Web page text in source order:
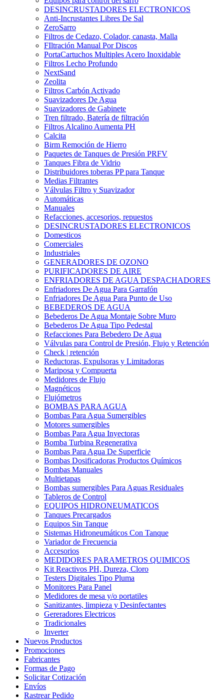
DESINCRUSTADORES ELECTRONICOS
Anti-Incrustantes Libres De Sal
ZeroSarro
Filtros de Cedazo, Colador, canasta, Malla
FIltración Manual Por Discos
PortaCartuchos Multiples Acero Inoxidable
Filtros Lecho Profundo
NextSand
Zeolita
Filtros Carbón Activado
Suavizadores De Agua
Suavizadores de Gabinete
Tren filtrado, Batería de filtración
Filtros Alcalino Aumenta PH
Calcita
Birm Remoción de Hierro
Paquetes de Tanques de Presión PRFV
Tanques Fibra de Vidrio
Distribuidores toberas PP para Tanque
Medias Filtrantes
Válvulas Filtro y Suavizador
Automáticas
Manuales
Refacciones, accesorios, repuestos
DESINCRUSTADORES ELECTRONICOS
Domesticos
Comerciales
Industriales
GENERADORES DE OZONO
PURIFICADORES DE AIRE
ENFRIADORES DE AGUA DESPACHADORES
Enfriadores De Agua Para Garrafón
Enfriadores De Agua Para Punto de Uso
BEBEDEROS DE AGUA
Bebederos De Agua Montaje Sobre Muro
Bebederos De Agua Tipo Pedestal
Refacciones Para Bebedero De Agua
Válvulas para Control de Presión, Flujo y Retención
Check | retención
Reductoras, Expulsoras y Limitadoras
Mariposa y Compuerta
Medidores de Flujo
Magnéticos
Flujómetros
BOMBAS PARA AGUA
Bombas Para Agua Sumergibles
Motores sumergibles
Bombas Para Agua Inyectoras
Bomba Turbina Regenerativa
Bombas Para Agua De Superficie
Bombas Dosificadoras Productos Químicos
Bombas Manuales
Multietapas
Bombas sumergibles Para Aguas Residuales
Tableros de Control
EQUIPOS HIDRONEUMATICOS
Tanques Precargados
Equipos Sin Tanque
Sistemas Hidroneumáticos Con Tanque
Variador de Frecuencia
Accesorios
MEDIDORES PARAMETROS QUIMICOS
Kit Reactivos PH, Dureza, Cloro
Testers Digitales Tipo Pluma
Monitores Para Panel
Medidores de mesa y/o portatiles
Sanitizantes, limpieza y Desinfectantes
Gereradores Electricos
Tradicionales
Inverter
Nuevos Productos
Promociones
Fabricantes
Formas de Pago
Solicitar Cotización
Envíos
Rastrear Pedido